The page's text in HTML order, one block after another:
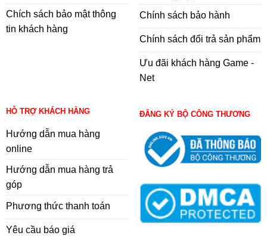
Chích sách bảo mật thông
tin khách hàng
Chính sách bảo hành
Chính sách đổi trả sản phẩm
Ưu đãi khách hàng Game -
Net
HỖ TRỢ KHÁCH HÀNG
Hướng dẫn mua hàng
online
Hướng dẫn mua hàng trả
góp
Phương thức thanh toán
Yêu cầu báo giá
ĐĂNG KÝ BỘ CÔNG THƯƠNG